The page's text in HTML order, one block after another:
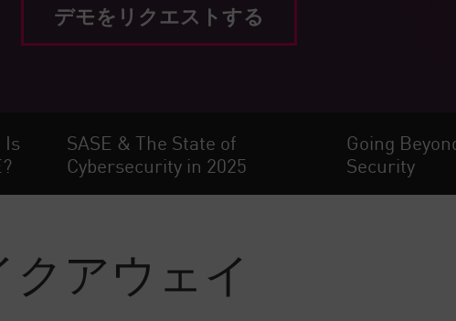
デモをリクエストする
Is
SASE & The State of
Cybersecurity in 2025
Going
Security
アウェイ